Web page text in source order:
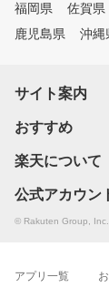
福岡県
佐賀県
鹿児島県
沖縄
サイト案内
おすすめ
楽天について
公式アカウン
© Rakuten Group, Inc.
アプリ一覧